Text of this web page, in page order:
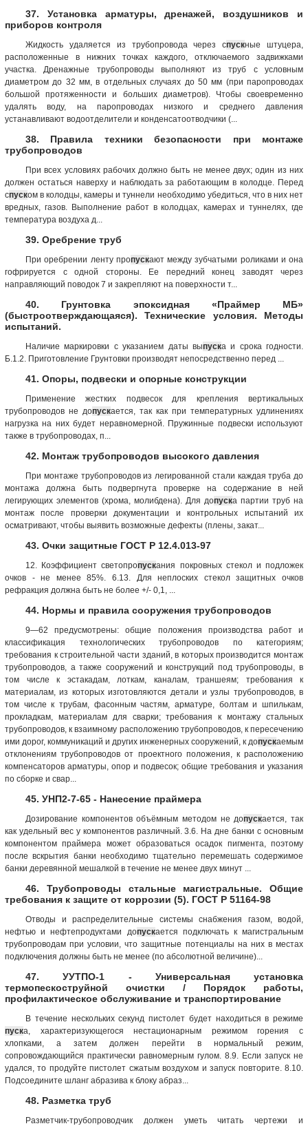
37. Установка арматуры, дренажей, воздушников и
приборов контроля
Жидкость удаляется из трубопровода через спускные штуцера,
расположенные в нижних точках каждого, отключаемого задвижками
участка. Дренажные трубопроводы выполняют из труб с условным
диаметром до 32 мм, в отдельных случаях до 50 мм (при паропроводах
большой протяженности и больших диаметров). Чтобы своевременно
удалять воду, на паропроводах низкого и среднего давления
устанавливают водоотделители и конденсатоотводчики (...
38. Правила техники безопасности при монтаже
трубопроводов
При всех условиях рабочих должно быть не менее двух; один из них
должен остаться наверху и наблюдать за работающим в колодце. Перед
спуском в колодцы, камеры и туннели необходимо убедиться, что в них нет
вредных, газов. Выполнение работ в колодцах, камерах и туннелях, где
температура воздуха д...
39. Оребрение труб
При оребрении ленту пропускают между зубчатыми роликами и она
гофрируется с одной стороны. Ее передний конец заводят через
направляющий поводок 7 и закрепляют на поверхности т...
40. Грунтовка эпоксидная «Праймер МБ»
(быстроотверждающаяся). Технические условия. Методы
испытаний.
Наличие маркировки с указанием даты выпуска и срока годнос­ти.
Б.1.2. Приготовление Грунтовки производят непосредственно перед ...
41. Опоры, подвески и опорные конструкции
Применение жестких подвесок для крепления вертикальных
трубопроводов не допускается, так как при температурных удлинениях
нагрузка на них будет неравномерной. Пружинные подвески используют
также в трубопроводах, п...
42. Монтаж трубопроводов высокого давления
При монтаже трубопроводов из легированной стали каждая труба до
монтажа должна быть подвергнута проверке на содержание в ней
легирующих элементов (хрома, молибдена). Для допуска партии труб на
монтаж после проверки документации и контрольных испытаний их
осматривают, чтобы выявить возможные дефекты (плены, закат...
43. Очки защитные ГОСТ Р 12.4.013-97
12. Коэффициент светопропускания покровных стекол и подложек
очков - не менее 85%. 6.13. Для неплоских стекол защитных очков
рефракция должна быть не более +/- 0,1, ...
44. Нормы и правила сооружения трубопроводов
9—62 предусмотрены: общие положения производства работ и
классификация технологических трубопроводов по категориям;
требования к строительной части зданий, в которых производится монтаж
трубопроводов, а также сооружений и конструкций под трубопроводы, в
том числе к эстакадам, лоткам, каналам, траншеям; требования к
материалам, из которых изготовляются детали и узлы трубопроводов, в
том числе к трубам, фасонным частям, арматуре, болтам и шпилькам,
прокладкам, материалам для сварки; требования к монтажу стальных
трубопроводов, к взаимному расположению трубопроводов, к пересечению
ими дорог, коммуникаций и других инженерных сооружений, к допускаемым
отклонениям трубопроводов от проектного положения, к расположению
компенсаторов арматуры, опор и подвесок; общие требования и указания
по сборке и свар...
45. УНП2-7-65 - Нанесение праймера
Дозирование компонентов объёмным методом не допускается, так
как удельный вес у компонентов различный. 3.6. На дне банки с основным
компонентом праймера может образоваться осадок пигмента, поэтому
после вскрытия банки необходимо тщательно перемешать содержимое
банки деревянной мешалкой в течение не менее двух минут ...
46. Трубопроводы стальные магистральные. Общие
требования к защите от коррозии (5). ГОСТ Р 51164-98
Отводы и распределительные системы снабжения газом, водой,
нефтью и нефтепродуктами допускается подключать к магистральным
трубопроводам при условии, что защитные потенциалы на них в местах
подключения должны быть не менее (по абсолютной величине)...
47. УУТПО-1 - Универсальная установка
термопескоструйной очистки / Порядок работы,
профилактическое обслуживание и транспортирование
В течение нескольких секунд пистолет будет находиться в режиме
пуска, характеризующегося нестационарным режимом горения с
хлопками, а затем должен перейти в нормальный режим,
сопровождающийся практически равномерным гулом. 8.9. Если запуск не
удался, то продуйте пистолет сжатым воздухом и запуск повторите. 8.10.
Подсоедините шланг абразива к блоку абраз...
48. Разметка труб
Разметчик-трубопроводчик должен уметь читать чертежи и